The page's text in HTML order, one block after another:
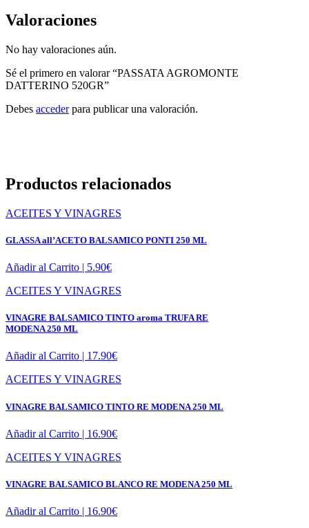
Valoraciones
No hay valoraciones aún.
Sé el primero en valorar “PASSATA AGROMONTE
DATTERINO 520GR”
Debes accederpara publicar una valoración.
Productos relacionados
ACEITES Y VINAGRES
GLASSA all’ACETO BALSAMICO PONTI 250 ML
Añadir al Carrito | 5.90€
ACEITES Y VINAGRES
VINAGRE BALSAMICO TINTO aroma TRUFA RE
MODENA 250 ML
Añadir al Carrito | 17.90€
ACEITES Y VINAGRES
VINAGRE BALSAMICO TINTO RE MODENA 250 ML
Añadir al Carrito | 16.90€
ACEITES Y VINAGRES
VINAGRE BALSAMICO BLANCO RE MODENA 250 ML
Añadir al Carrito | 16.90€